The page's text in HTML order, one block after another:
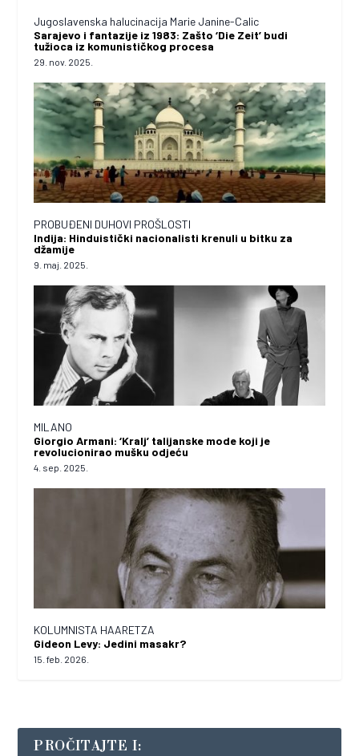
Jugoslavenska halucinacija Marie Janine-Calic
Sarajevo i fantazije iz 1983: Zašto ‘Die Zeit’ budi
tužioca iz komunističkog procesa
29. nov. 2025.
PROBUĐENI DUHOVI PROŠLOSTI
Indija: Hinduistički nacionalisti krenuli u bitku za
džamije
9. maj. 2025.
MILANO
Giorgio Armani: ‘Kralj’ talijanske mode koji je
revolucionirao mušku odjeću
4. sep. 2025.
KOLUMNISTA HAARETZA
Gideon Levy: Jedini masakr?
15. feb. 2026.
PROČITAJTE I: